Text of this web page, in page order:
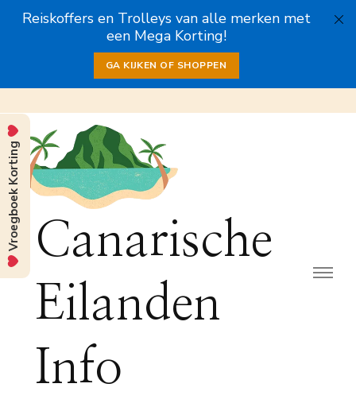
Reiskoffers en Trolleys van alle merken met
een Mega Korting!
GA KIJKEN OF SHOPPEN
Canarische
Eilanden
Info
Vroegboek Korting